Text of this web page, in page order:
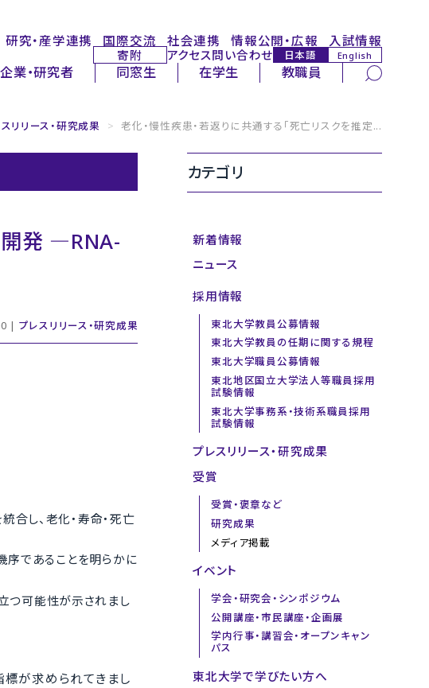
研究・産学連携 国際交流 社会連携 情報公開・広報 入試情報
寄附 アクセス問い合わせ 日本語 English
企業・研究者 同窓生 在学生 教職員
リリース・研究成果 > 老化・慢性疾患・若返りに共通する「死亡リスクを推定...
開発 ―RNA-
| プレスリリース・研究成果
統合し、老化・寿命・死亡
序であることを明らかに
つ可能性が示されまし
が求められてきまし
カテゴリ
新着情報
ニュース
採用情報
東北大学教員公募情報
東北大学教員の任期に関する規程
東北大学職員公募情報
東北地区国立大学法人等職員採用
試験情報
東北大学事務系・技術系職員採用
試験情報
プレスリリース・研究成果
受賞
受賞・褒章など
研究成果
メディア掲載
イベント
学会・研究会・シンポジウム
公開講座・市民講座・企画展
学内行事・講習会・オープンキャン
パス
東北大学で学びたい方へ